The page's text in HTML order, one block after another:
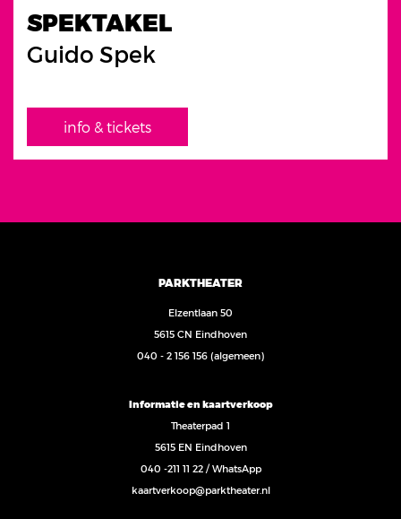
SPEKTAKEL
Guido Spek
info & tickets
PARKTHEATER
Elzentlaan 50
5615 CN Eindhoven
040 - 2 156 156 (algemeen)
Informatie en kaartverkoop
Theaterpad 1
5615 EN Eindhoven
040 -211 11 22/ WhatsApp
kaartverkoop@parktheater.nl